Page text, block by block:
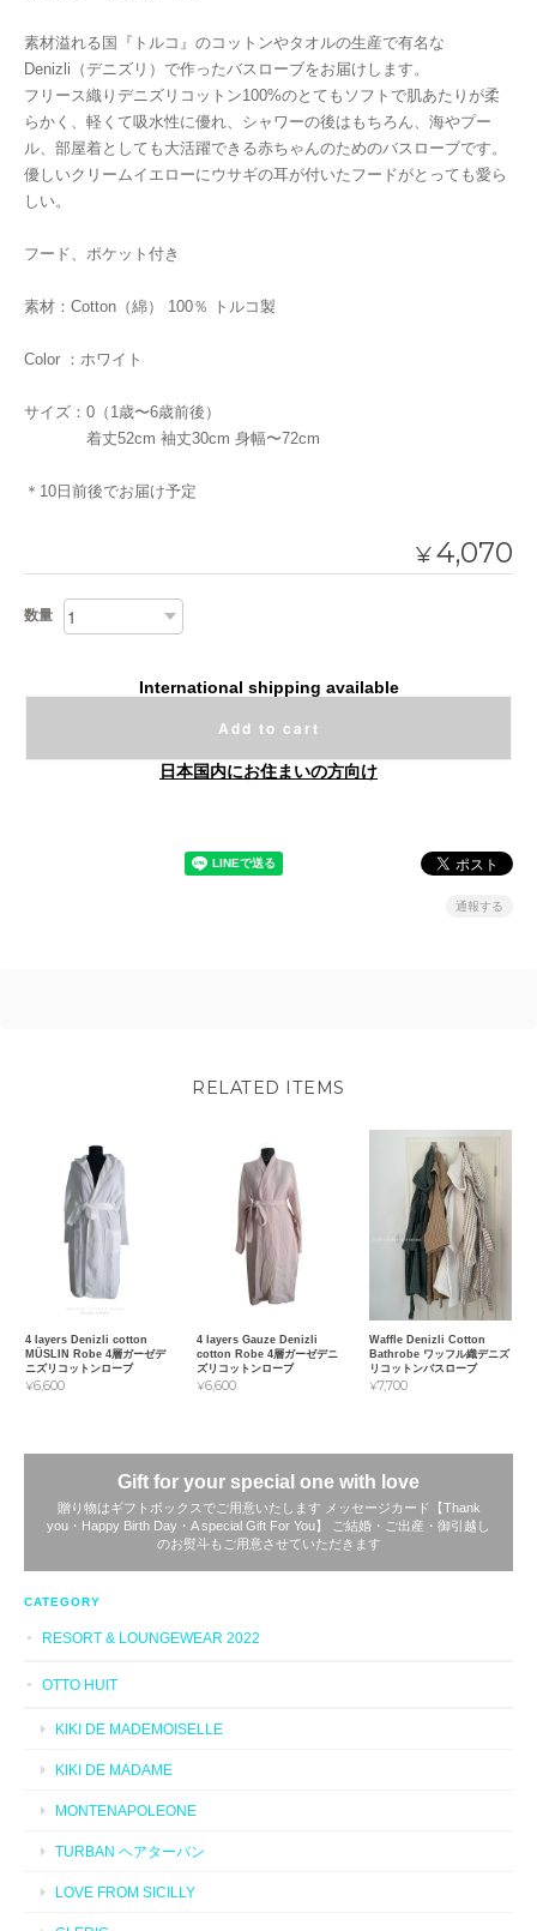
素材溢れる国『トルコ』のコットンやタオルの生産で有名な
Denizli（デニズリ）で作ったバスローブをお届けします。
フリース織りデニズリコットン100%のとてもソフトで肌あたりが柔
らかく、軽くて吸水性に優れ、シャワーの後はもちろん、海やプー
ル、部屋着としても大活躍できる赤ちゃんのためのバスローブです。
優しいクリームイエローにウサギの耳が付いたフードがとっても愛ら
しい。
フード、ポケット付き
素材：Cotton（綿） 100％ トルコ製
Color ：ホワイト
サイズ：0（1歳〜6歳前後）
着丈52cm 袖丈30cm 身幅〜72cm
＊10日前後でお届け予定
¥4,070
数量
International shipping available
Add to cart
日本国内にお住まいの方向け
通報する
RELATED ITEMS
4 layers Denizli cotton
MÜSLIN Robe 4層ガーゼデ
ニズリコットンローブ
¥6,600
4 layers Gauze Denizli
cotton Robe 4層ガーゼデニ
ズリコットンローブ
¥6,600
Waffle Denizli Cotton
Bathrobe ワッフル織デニズ
リコットンバスローブ
¥7,700
Gift for your special one with love
贈り物はギフトボックスでご用意いたします メッセージカード【Thank
you・Happy Birth Day・A special Gift For You】 ご結婚・ご出産・御引越し
のお熨斗もご用意させていただきます
CATEGORY
RESORT & LOUNGEWEAR 2022
OTTO HUIT
KIKI DE MADEMOISELLE
KIKI DE MADAME
MONTENAPOLEONE
TURBAN ヘアターバン
LOVE FROM SICILLY